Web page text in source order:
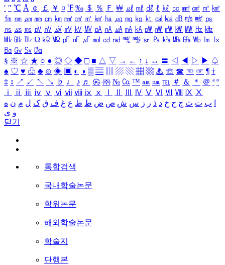
′ ″ ℃ Å ￠ ￡ ￥ ¤ ℉ ‰ ＄ ％ Ｆ ￦ ㎕ ㎖ ㎗ ℓ ㎘ ㏄ ㎣ ㎤ ㎥ ㎦
㎙ ㎚ ㎛ ㎜ ㎝ ㎞ ㎟ ㎠ ㎡ ㎢ ㏊ ㎍ ㎎ ㎏ ㏏ ㎈ ㎉ ㏈ ㎧ ㎨ ㎰
㎱ ㎲ ㎳ ㎴ ㎵ ㎶ ㎷ ㎸ ㎹ ㎀ ㎁ ㎂ ㎃ ㎄ ㎺ ㎻ ㎽ ㎾ ㎿ ㎐ ㎑
㎒ ㎓ ㎔ Ω ㏀ ㏁ ㎊ ㎋ ㎌ ㏖ ㏅ ㎭ ㎮ ㎯ ㏛ ㎩ ㎪ ㎫ ㎬ ㏝ ㏐
㏓
㏃ ㏉ ㏜ ㏆
§ ※ ☆ ★ ○ ● ◎ ◇ ◆ □ ■ △ ▽ → ← ↑ ↓ ↔ 〓 ◁ ◀ ▷ ▶ ♤
♠ ♡ ♥ ♧ ♣ ⊙ ◈ ▣ ◐ ◑ ▒ ▤ ▨ ▧ ▦ ▩ ♨ ☏ ☎ ☜ ☞ ¶ †
‡ ↕ ↗ ↙ ↖ ↘ ♭ ♩ ♪ ♬ ㉿ ㈜ № ㏇ ™ ㏂ ㏘ ℡ ＃ ＆ ＊ ＠ ª º
ⅰ
ⅱ ⅲ ⅳ ⅴ ⅵ ⅶ ⅷ ⅸ ⅹ Ⅳ Ⅴ Ⅵ Ⅶ Ⅷ Ⅸ Ⅹ
ب ت ث ج ح خ د ذ ر ز س ش ص ض ط ظ ع غ ف ق ک ل م ن ه
و ی
닫기
통합검색
국내학술논문
학위논문
해외학술논문
학술지
단행본